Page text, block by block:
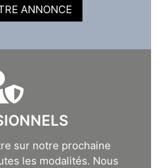
ANNONCE
sur notre prochaine
les modalités. Nous